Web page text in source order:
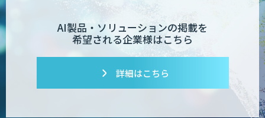
AI製品・ソリューションの掲載を
希望される企業様はこちら
詳細はこちら